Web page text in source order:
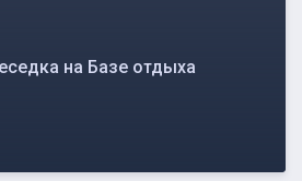
на Базе отдыха